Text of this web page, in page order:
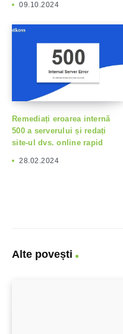
09.10.2024
Remediați eroarea internă
500 a serverului și redați
site-ul dvs. online rapid
28.02.2024
Alte povești